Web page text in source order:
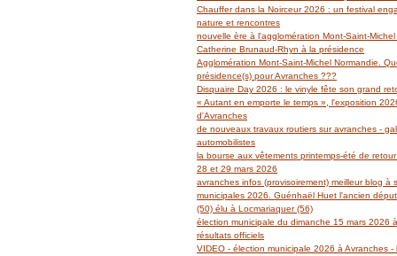
Janvier(14)
Février(19)
Janvier(14)
Mars(29)
Février(18)
Janvier(13)
Avril(27)
Mars(62)
Février(39)
Janvier(5)
Mai(14)
Avril(6)
Mars(6)
Février(2)
Janvier(3)
Chauffer dans la Noirceur 2026 : un festival
nature et rencontres
nouvelle ère à l'agglomération Mont-Saint-
Catherine Brunaud-Rhyn à la présidence
Agglomération Mont-Saint-Michel Normandie.
présidence(s) pour Avranches ???
Disquaire Day 2026 : le vinyle fête son grand
« Autant en emporte le temps », l'exposition
d'Avranches
de nouveaux travaux routiers sur avranches -
automobilistes
la bourse aux vêtements printemps-été de retour
28 et 29 mars 2026
avranches infos (provisoirement) meilleur blog à
municipales 2026. Guénhaël Huet l'ancien
(50) élu à Locmariaquer (56)
élection municipale du dimanche 15 mars 2026
résultats officiels
VIDEO - élection municipale 2026 à Avranches -